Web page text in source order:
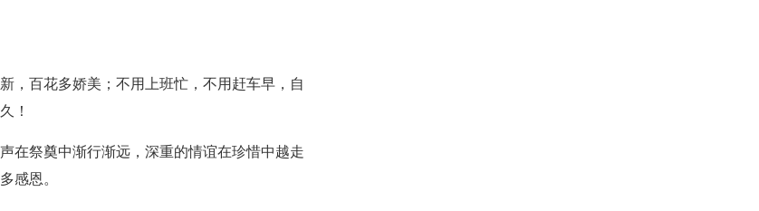
，百花多娇美；不用上班忙，不用赶车早，自
！
在祭奠中渐行渐远，深重的情谊在珍惜中越走
感恩。